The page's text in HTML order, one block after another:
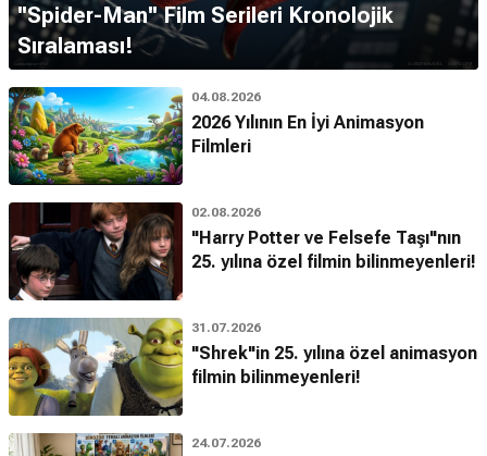
''Spider-Man'' Film Serileri Kronolojik
Sıralaması!
04.08.2026
2026 Yılının En İyi Animasyon
Filmleri
02.08.2026
"Harry Potter ve Felsefe Taşı"nın
25. yılına özel filmin bilinmeyenleri!
31.07.2026
"Shrek"in 25. yılına özel animasyon
filmin bilinmeyenleri!
24.07.2026